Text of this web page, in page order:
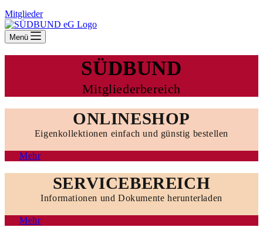
Mitglieder
Menü
SÜDBUND
Mitgliederbereich
ONLINESHOP
Eigenkollektionen einfach und günstig bestellen
Mehr
SERVICEBEREICH
Informationen und Dokumente herunterladen
Mehr